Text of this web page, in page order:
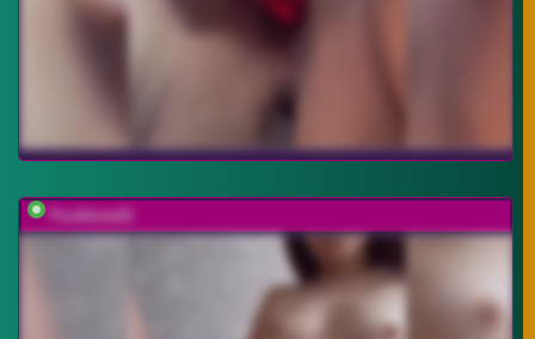
Fucklove21